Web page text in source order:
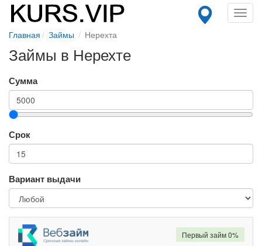
Главная Займы Нерехта
Займы в Нерехте
Сумма
Срок
Вариант выдачи
Первый займ 0%